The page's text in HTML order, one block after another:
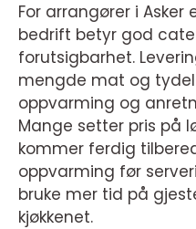
For arrangører i
bedrift betyr god
forutsigbarhet.
mengde mat og
oppvarming og
Mange setter pris på
kommer ferdig
oppvarming før
bruke mer tid på
kjøkkenet.